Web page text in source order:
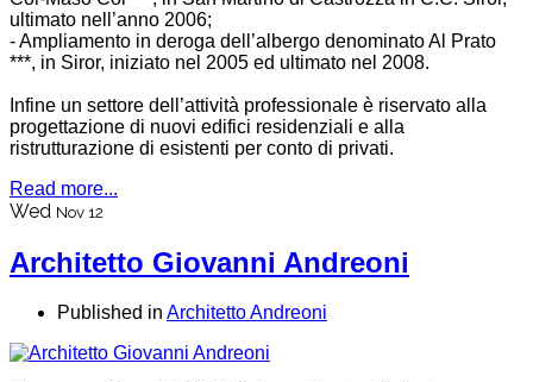
ultimato nell’anno 2006;
- Ampliamento in deroga dell’albergo denominato Al Prato
***, in Siror, iniziato nel 2005 ed ultimato nel 2008.
Infine un settore dell’attività professionale è riservato alla
progettazione di nuovi edifici residenziali e alla
ristrutturazione di esistenti per conto di privati.
Read more...
Wed Nov 12
Architetto Giovanni Andreoni
Published in Architetto Andreoni